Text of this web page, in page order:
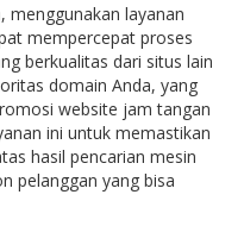
menggunakan layanan
mempercepat proses
berkualitas dari situs lain
domain Anda, yang
website jam tangan
ini untuk memastikan
hasil pencarian mesin
pelanggan yang bisa